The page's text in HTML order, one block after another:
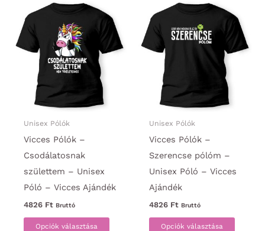
variációja
van.
A
termékoldalon
választhatók
van.
A
Unisex Pólók
Vicces Pólók –
Csodálatosnak
születtem – Unisex
Póló – Vicces Ajándék
4826 Ft Bruttó
Opciók választása Ennek
Unisex Pólók
Vicces Pólók –
Szerencse pólóm –
Unisex Póló – Vicces
Ajándék
4826 Ft Bruttó
Opciók választása Ennek